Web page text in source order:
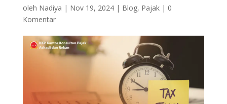
oleh Nadiya | Nov 19, 2024| Blog, Pajak| 0
Komentar